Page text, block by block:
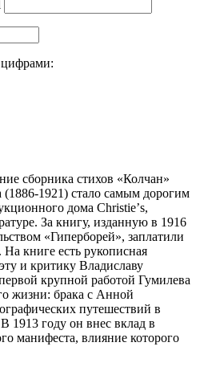
цифрами:
сборника стихов «Колчан»
(1886-1921) стало самым дорогим
дома Christieʼs,
За книгу, изданную в 1916
«Гиперборей», заплатили
книге есть рукописная
и критику Владиславу
крупной работой Гумилева
жизни: брака с Анной
путешествий в
году он внес вклад в
манифеста, влияние которого